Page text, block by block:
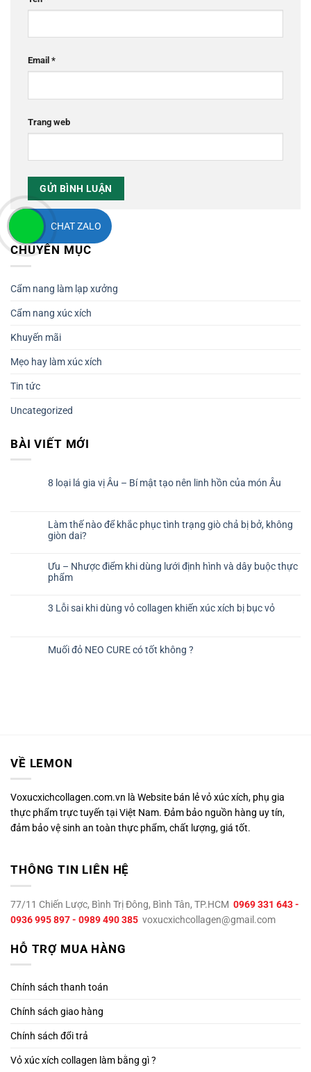
Email *
Trang web
CHUYÊN MỤC
Cẩm nang làm lạp xưởng
Cẩm nang xúc xích
Khuyến mãi
Mẹo hay làm xúc xích
Tin tức
Uncategorized
BÀI VIẾT MỚI
8 loại lá gia vị Âu – Bí mật tạo nên linh hồn của món Âu
Làm thế nào để khắc phục tình trạng giò chả bị bở, không
giòn dai?
Ưu – Nhược điểm khi dùng lưới định hình và dây buộc thực
phẩm
3 Lỗi sai khi dùng vỏ collagen khiến xúc xích bị bục vỏ
Muối đỏ NEO CURE có tốt không ?
VỀ LEMON
Voxucxichcollagen.com.vn là Website bán lẻ vỏ xúc xích, phụ gia
thực phẩm trực tuyến tại Việt Nam. Đảm bảo nguồn hàng uy tín,
đảm bảo vệ sinh an toàn thực phẩm, chất lượng, giá tốt.
THÔNG TIN LIÊN HỆ
77/11 Chiến Lược, Bình Trị Đông, Bình Tân, TP.HCM 0969 331 643 -
0936 995 897 - 0989 490 385 voxucxichcollagen@gmail.com
HỖ TRỢ MUA HÀNG
Chính sách thanh toán
Chính sách giao hàng
Chính sách đổi trả
Vỏ xúc xích collagen làm bằng gì ?
CHAT ZALO